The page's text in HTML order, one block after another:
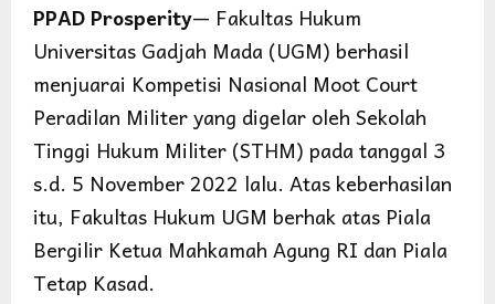
PPAD Prosperity— Fakultas Hukum
Universitas Gadjah Mada (UGM) berhasil
menjuarai Kompetisi Nasional Moot Court
Peradilan Militer yang digelar oleh Sekolah
Tinggi Hukum Militer (STHM) pada tanggal 3
s.d. 5 November 2022 lalu. Atas keberhasilan
itu, Fakultas Hukum UGM berhak atas Piala
Bergilir Ketua Mahkamah Agung RI dan Piala
Tetap Kasad.